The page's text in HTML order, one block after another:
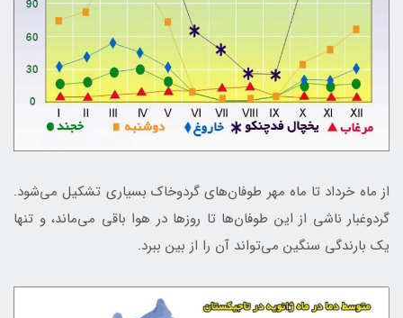
از ماه خرداد تا ماه مهر طوفان‌های گردوخاک بسیاری تشکیل مي‌شود.
گردوغبار ناشی از این طوفان‌ها تا روزها در هوا باقی می‌ماند، و تنها
یک بارندگی سنگین می‌تواند آن را از بین ببرد.